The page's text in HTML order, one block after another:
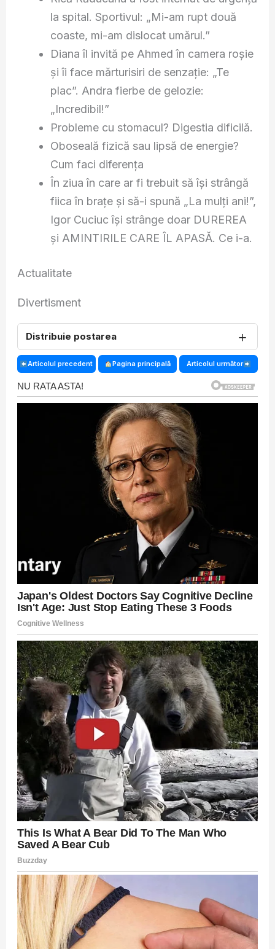
la spital. Sportivul: „Mi-am rupt două
coaste, mi-am dislocat umărul.”
Diana îl invită pe Ahmed în camera roșie
și îi face mărturisiri de senzație: „Te
plac”. Andra fierbe de gelozie:
„Incredibil!”
Probleme cu stomacul? Digestia dificilă.
Oboseală fizică sau lipsă de energie?
Cum faci diferența
În ziua în care ar fi trebuit să își strângă
fiica în brațe și să-i spună „La mulți ani!”,
Igor Cuciuc își strânge doar DUREREA
și AMINTIRILE CARE ÎL APASĂ. Ce i-a.
Actualitate
Divertisment
Distribuie postarea ＋
Articolul precedent Pagina principală Articolul următor